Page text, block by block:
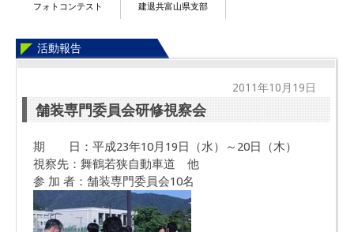
フォトコンテスト 建退共富山県支部
活動報告
2011年10月19日
舗装専門委員会研修視察会
期 日：平成23年10月19日（水）～20日（木）
視察先：舞鶴若狭自動車道 他
参 加 者：舗装専門委員会10名